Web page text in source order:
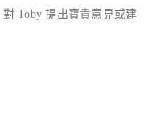
對 Toby 提出寶貴意見或建